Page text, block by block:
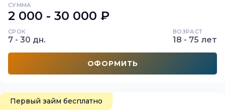
СУММА
2 000 - 30 000 ₽
СРОК
7 - 30 дн.
ВОЗРАСТ
18 - 75 лет
ОФОРМИТЬ
Первый займ бесплатно